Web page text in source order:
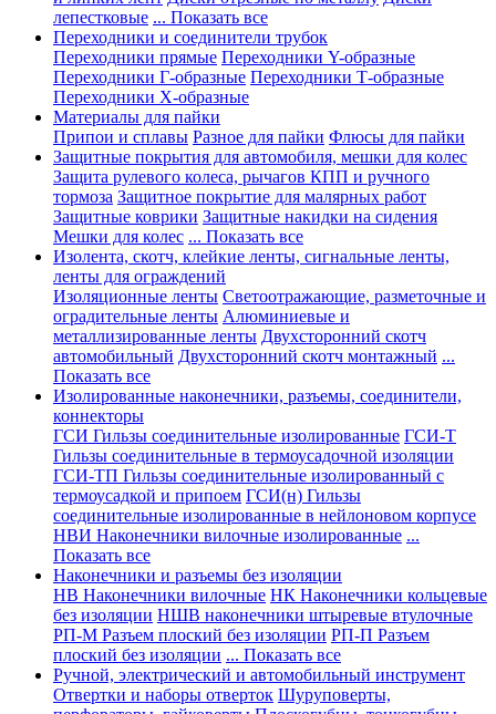
лепестковые ... Показать все
Переходники и соединители трубок
Переходники прямые Переходники Y-образные
Переходники Г-образные Переходники Т-образные
Переходники Х-образные
Материалы для пайки
Припои и сплавы Разное для пайки Флюсы для пайки
Защитные покрытия для автомобиля, мешки для колес
Защита рулевого колеса, рычагов КПП и ручного
тормоза Защитное покрытие для малярных работ
Защитные коврики Защитные накидки на сидения
Мешки для колес ... Показать все
Изолента, скотч, клейкие ленты, сигнальные ленты,
ленты для ограждений
Изоляционные ленты Светоотражающие, разметочные и
оградительные ленты Алюминиевые и
металлизированные ленты Двухсторонний скотч
автомобильный Двухсторонний скотч монтажный ...
Показать все
Изолированные наконечники, разъемы, соединители,
коннекторы
ГСИ Гильзы соединительные изолированные ГСИ-Т
Гильзы соединительные в термоусадочной изоляции
ГСИ-ТП Гильзы соединительные изолированный с
термоусадкой и припоем ГСИ(н) Гильзы
соединительные изолированные в нейлоновом корпусе
НВИ Наконечники вилочные изолированные ...
Показать все
Наконечники и разъемы без изоляции
НВ Наконечники вилочные НК Наконечники кольцевые
без изоляции НШВ наконечники штыревые втулочные
РП-М Разъем плоский без изоляции РП-П Разъем
плоский без изоляции ... Показать все
Ручной, электрический и автомобильный инструмент
Отвертки и наборы отверток Шуруповерты,